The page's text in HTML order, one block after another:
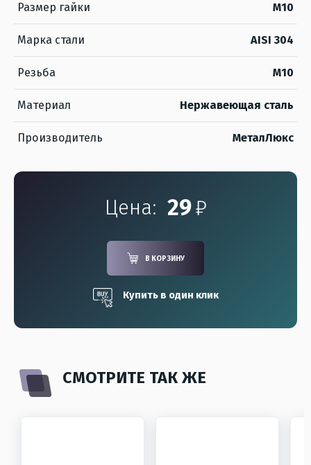
Размер гайки M10
Марка стали AISI 304
Резьба M10
Материал Нержавеющая сталь
Производитель МеталЛюкс
Цена: 29₽
В КОРЗИНУ
Купить в один клик
СМОТРИТЕ ТАК ЖЕ